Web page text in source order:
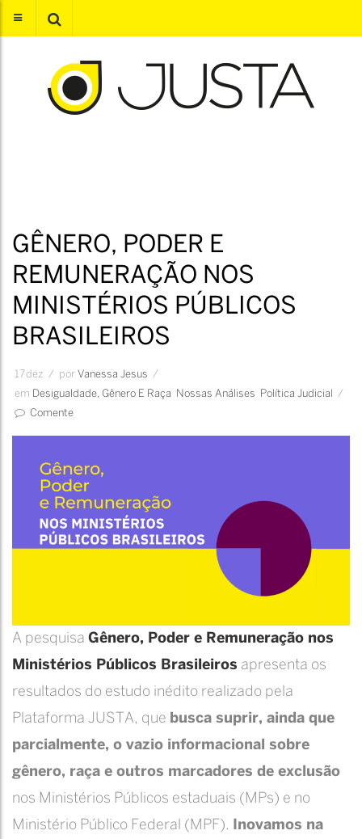
GÊNERO, PODER E
REMUNERAÇÃO NOS
MINISTÉRIOS PÚBLICOS
BRASILEIROS
17dez / por Vanessa Jesus /
em Desigualdade, Gênero E Raça Nossas Análises Política Judicial
/
Comente
A pesquisa Gênero, Poder e Remuneração nos
Ministérios Públicos Brasileiros apresenta os
resultados do estudo inédito realizado pela
Plataforma JUSTA, que busca suprir, ainda que
parcialmente, o vazio informacional sobre
gênero, raça e outros marcadores de exclusão
nos Ministérios Públicos estaduais (MPs) e no
Ministério Público Federal (MPF).
Inovamos na